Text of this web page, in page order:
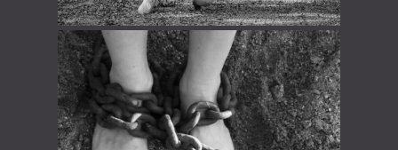
STOP à la colère